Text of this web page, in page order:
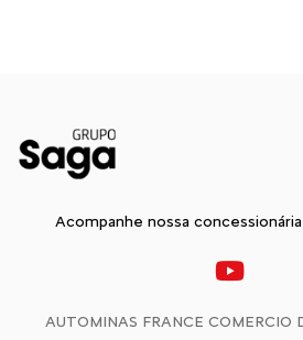
Acompanhe nossa
AUTOMINAS FRANCE COMERCIO